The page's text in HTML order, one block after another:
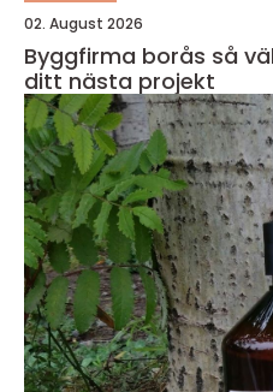
02. August 2026
Byggfirma borås så väljer du rätt partner för
ditt nästa projekt